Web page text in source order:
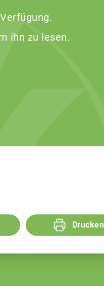
ihn zu lesen.
Drucken